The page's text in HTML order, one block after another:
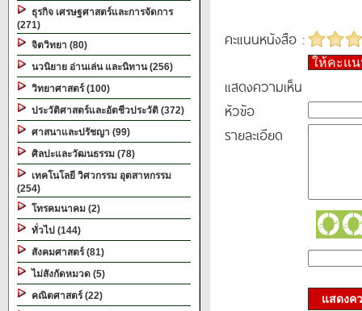
ธุรกิจ เศรษฐศาสตร์และการจัดการ
(271)
จิตวิทยา (80)
นวนิยาย อ่านเล่น และนิทาน (256)
วิทยาศาสตร์ (100)
ประวัติศาสตร์และอัตชีวประวัติ (372)
ศาสนาและปรัชญา (99)
ศิลปะและวัฒนธรรม (78)
เทคโนโลยี วิศวกรรม อุตสาหกรรม
(254)
โทรคมนาคม (2)
ทั่วไป (144)
สังคมศาสตร์ (81)
ไม่สังกัดหมวด (5)
คณิตศาสตร์ (22)
คะแนนหนังสือ :
ให้คะแ
แสดงความเห็น
หัวข้อ
รายละเอียด
แสดงค